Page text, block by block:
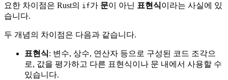
요한 차이점은 Rust의 if가 문이 아닌 표현식이라는 사실에 있
습니다.
두 개념의 차이점은 다음과 같습니다.
표현식: 변수, 상수, 연산자 등으로 구성된 코드 조각으
로, 값을 평가하고 다른 표현식이나 문 내에서 사용할 수
있습니다.